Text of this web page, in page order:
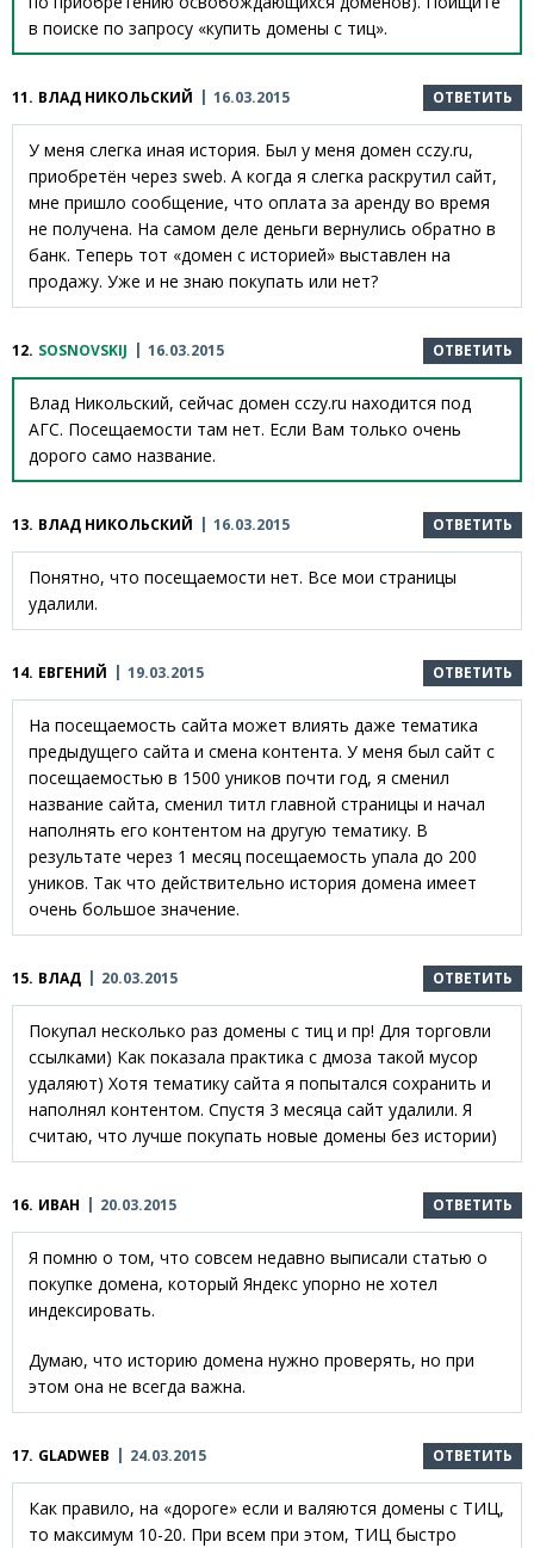
в поиске по запросу «купить домены с тиц».
11. ВЛАД НИКОЛЬСКИЙ 16.03.2015 ОТВЕТИТЬ
У меня слегка иная история. Был у меня домен cczy.ru,
приобретён через sweb. А когда я слегка раскрутил сайт,
мне пришло сообщение, что оплата за аренду во время
не получена. На самом деле деньги вернулись обратно в
банк. Теперь тот «домен с историей» выставлен на
продажу. Уже и не знаю покупать или нет?
12. SOSNOVSKIJ 16.03.2015 ОТВЕТИТЬ
Влад Никольский, сейчас домен cczy.ru находится под
АГС. Посещаемости там нет. Если Вам только очень
дорого само название.
13. ВЛАД НИКОЛЬСКИЙ 16.03.2015 ОТВЕТИТЬ
Понятно, что посещаемости нет. Все мои страницы
удалили.
14. ЕВГЕНИЙ 19.03.2015 ОТВЕТИТЬ
На посещаемость сайта может влиять даже тематика
предыдущего сайта и смена контента. У меня был сайт с
посещаемостью в 1500 уников почти год, я сменил
название сайта, сменил титл главной страницы и начал
наполнять его контентом на другую тематику. В
результате через 1 месяц посещаемость упала до 200
уников. Так что действительно история домена имеет
очень большое значение.
15. ВЛАД 20.03.2015 ОТВЕТИТЬ
Покупал несколько раз домены с тиц и пр! Для торговли
ссылками) Как показала практика с дмоза такой мусор
удаляют) Хотя тематику сайта я попытался сохранить и
наполнял контентом. Спустя 3 месяца сайт удалили. Я
считаю, что лучше покупать новые домены без истории)
16. ИВАН 20.03.2015 ОТВЕТИТЬ
Я помню о том, что совсем недавно выписали статью о
покупке домена, который Яндекс упорно не хотел
индексировать.
Думаю, что историю домена нужно проверять, но при
этом она не всегда важна.
17. GLADWEB 24.03.2015 ОТВЕТИТЬ
Как правило, на «дороге» если и валяются домены с ТИЦ,
то максимум 10-20. При всем при этом, ТИЦ быстро